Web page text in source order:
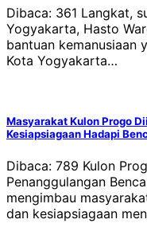
Dibaca: 361 Langkat,
Yogyakarta, Hasto
bantuan kemanusiaan
Kota Yogyakarta…
Masyarakat Kulon Progo
Kesiapsiagaan Hadapi
Dibaca: 789 Kulon
Penanggulangan
mengimbau
dan kesiapsiagaan